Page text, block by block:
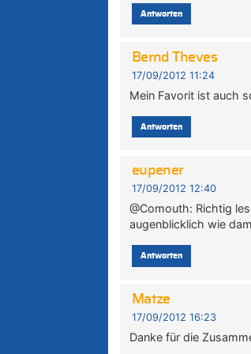
Antworten
Bernd Theves
17/09/2012 11:24
Mein Favorit ist auch
Antworten
eupener
17/09/2012 12:40
@Comouth: Richtig
augenblicklich wie
Antworten
Matze
17/09/2012 16:23
Danke für die